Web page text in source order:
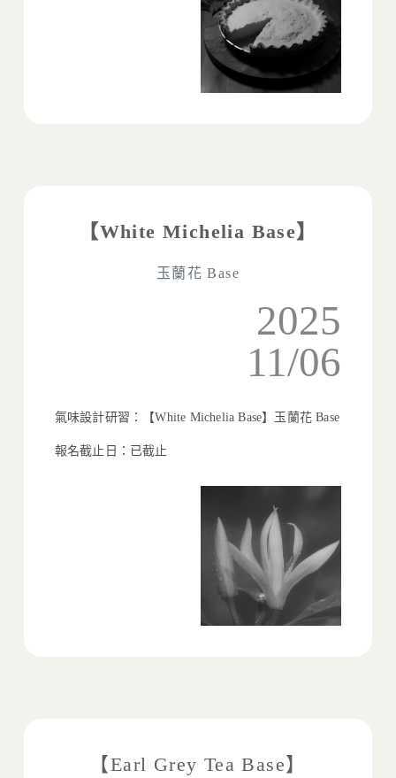
【White Michelia Base】
玉蘭花 Base
2025
11/06
氣味設計研習：【White Michelia Base】玉蘭花 Base
報名截止日：已截止
【Earl Grey Tea Base】